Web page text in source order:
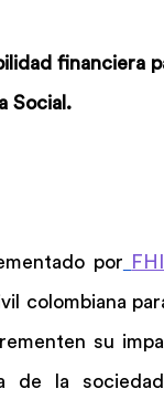
financiera
Social.
por
colombiana
su
de la